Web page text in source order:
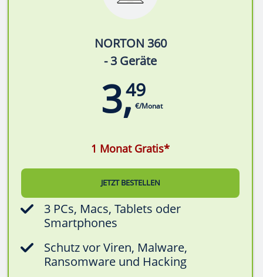
NORTON 360
- 3 Geräte
3,49
€/Monat
1 Monat Gratis*
JETZT BESTELLEN
3 PCs, Macs, Tablets oder
Smartphones
Schutz vor Viren, Malware,
Ransomware und Hacking